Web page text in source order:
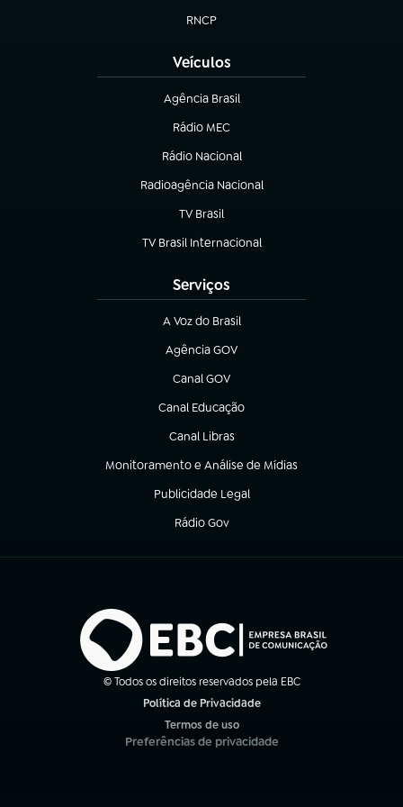
RNCP
(abre em nova aba)
Veículos
Agência Brasil
(abre em nova aba)
Rádio MEC
(abre em nova aba)
Rádio Nacional
Radioagência Nacional
(abre em nova aba)
TV Brasil
(abre em nova aba)
TV Brasil Internacional
(abre em nova aba)
Serviços
A Voz do Brasil
(abre em nova aba)
Agência GOV
(abre em nova aba)
Canal GOV
(abre em nova aba)
Canal Educação
(abre em nova aba)
Canal Libras
(abre em nova aba)
Monitoramento e Análise de Mídias
(abre em nova aba)
Publicidade Legal
(abre em nova aba)
Rádio Gov
(abre em nova aba)
© Todos os direitos reservados pela EBC
Política de Privacidade
Termos de uso
(abre em nova aba)
Preferências de privacidade